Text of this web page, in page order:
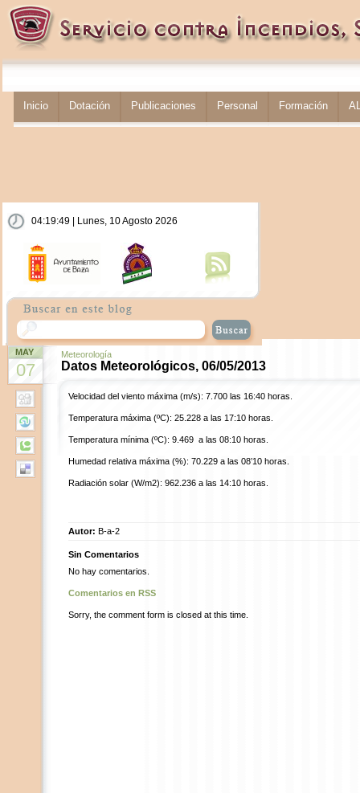
Inicio Dotación Publicaciones Personal Formación
04:19:49 | Lunes, 10 Agosto 2026
MAY
07
Meteorología
Datos Meteorológicos, 06/05/2013
Velocidad del viento máxima (m/s): 7.700 las 16:40 horas.
Temperatura máxima (ºC): 25.228 a las 17:10 horas.
Temperatura mínima (ºC): 9.469 a las 08:10 horas.
Humedad relativa máxima (%): 70.229 a las 08’10 horas.
Radiación solar (W/m2): 962.236 a las 14:10 horas.
Autor: B-a-2
Sin Comentarios
No hay comentarios.
Comentarios en RSS
Sorry, the comment form is closed at this time.